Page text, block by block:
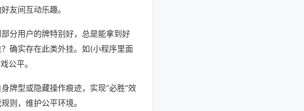
友间互动乐趣。
分用户的牌特别好，总是能拿到好
确实存在此类外挂。如(小程序里面
公平。
牌型或隐藏操作痕迹，实现“必胜”效
则，维护公平环境。